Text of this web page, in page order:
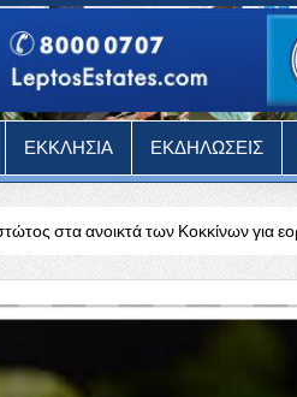
ΕΚΚΛΗΣΙΑ ΕΚΔΗΛΩΣΕΙΣ
Κοκκίνων για εορτασμούς Τ/κ Μ.